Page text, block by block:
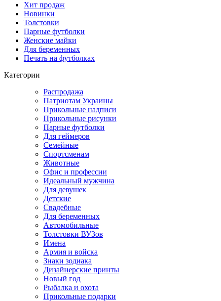
Хит продаж
Новинки
Толстовки
Парные футболки
Женские майки
Для беременных
Печать на футболках
Категории
Распродажа
Патриотам Украины
Прикольные надписи
Прикольные рисунки
Парные футболки
Для геймеров
Семейные
Спортсменам
Животные
Офис и профессии
Идеальный мужчина
Для девушек
Детские
Свадебные
Для беременных
Автомобильные
Толстовки ВУЗов
Имена
Армия и войска
Знаки зодиака
Дизайнерские принты
Новый год
Рыбалка и охота
Прикольные подарки